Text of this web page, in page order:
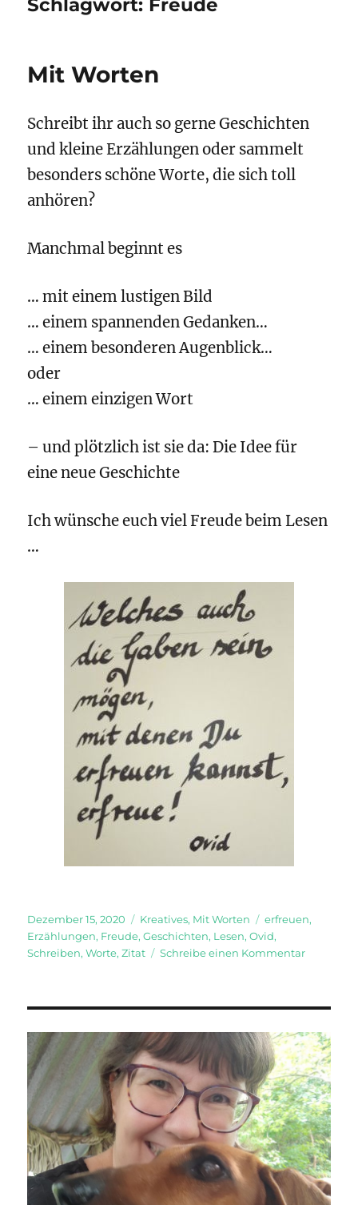
Schlagwort: Freude
Mit Worten
Schreibt ihr auch so gerne Geschichten
und kleine Erzählungen oder sammelt
besonders schöne Worte, die sich toll
anhören?
Manchmal beginnt es
… mit einem lustigen Bild
… einem spannenden Gedanken…
… einem besonderen Augenblick…
oder
… einem einzigen Wort
– und plötzlich ist sie da: Die Idee für
eine neue Geschichte
Ich wünsche euch viel Freude beim Lesen
…
Veröffentlicht
am
Dezember 15, 2020 Kategorien
Kreatives, Mit Worten Schlagwörter
erfreuen,
Erzählungen, Freude,Geschichten, Lesen,Ovid,
Schreiben,Worte,Zitat Schreibe einen Kommentarzu